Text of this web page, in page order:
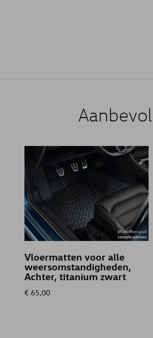
Vloermatten voor alle
weersomstandigheden,
Achter, titanium zwart
€ 65,00